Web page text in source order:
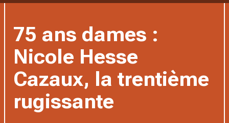
75 ans dames :
Nicole Hesse
Cazaux, la trentième
rugissante